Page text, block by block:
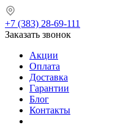
+7 (383) 28-69-111
Заказать звонок
Акции
Оплата
Доставка
Гарантии
Блог
Контакты